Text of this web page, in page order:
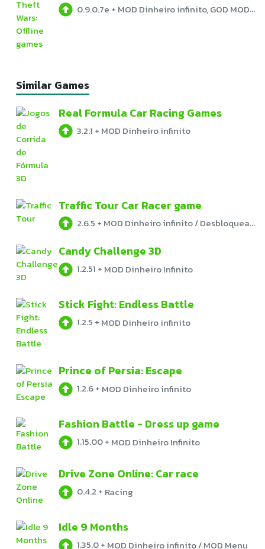
0.9.0.7e + MOD Dinheiro infinito, GOD MODE, MENU
Similar Games
Real Formula Car Racing Games
3.2.1 + MOD Dinheiro infinito
Traffic Tour Car Racer game
2.6.5 + MOD Dinheiro infinito / Desbloqueado
Candy Challenge 3D
1.2.51 + MOD Dinheiro Infinito
Stick Fight: Endless Battle
1.2.5 + MOD Dinheiro infinito
Prince of Persia: Escape
1.2.6+ MOD Dinheiro infinito
Fashion Battle - Dress up game
1.15.00+ MOD Dinheiro Infinito
Drive Zone Online: Car race
0.4.2 + Racing
Idle 9 Months
1.35.0+ MOD Dinheiro infinito / MOD Menu